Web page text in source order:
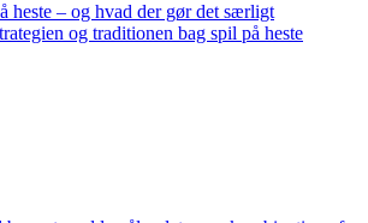
heste – og hvad der gør det særligt
og traditionen bag spil på heste